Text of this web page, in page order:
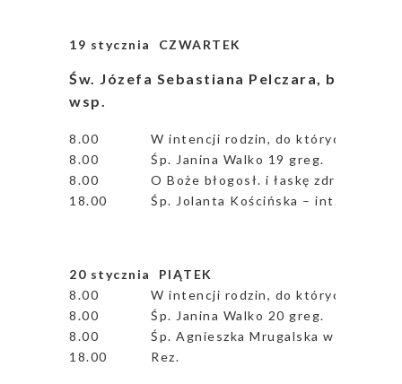
19 stycznia CZWARTEK
Św. Józefa Sebastiana Pelczara, biskupa –
wsp.
8.00
W intencji rodzin, do których udamy
8.00
Śp. Janina Walko 19 greg.
8.00
O Boże błogosł. i łaskę zdrowia dla
18.00
Śp. Jolanta Kościńska – int. od
20 stycznia PIĄTEK
8.00
W intencji rodzin, do których udamy
8.00
Śp. Janina Walko 20 greg.
8.00
Śp. Agnieszka Mrugalska w 30 dzień
18.00
Rez.